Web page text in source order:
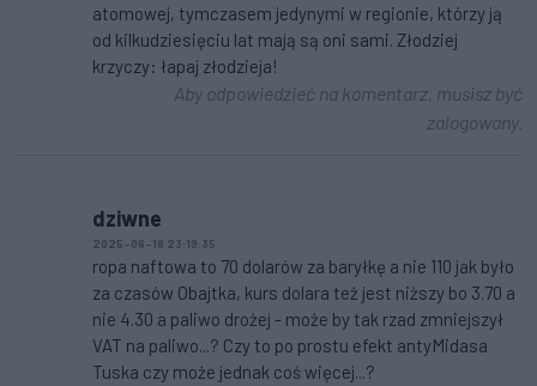
atomowej, tymczasem jedynymi w regionie, którzy ją
od kilkudziesięciu lat mają są oni sami. Złodziej
krzyczy: łapaj złodzieja!
Aby odpowiedzieć na komentarz, musisz być
zalogowany.
dziwne
2025-06-18 23:19:35
ropa naftowa to 70 dolarów za baryłkę a nie 110 jak było
za czasów Obajtka, kurs dolara też jest niższy bo 3.70 a
nie 4.30 a paliwo drożej - może by tak rzad zmniejszył
VAT na paliwo...? Czy to po prostu efekt antyMidasa
Tuska czy może jednak coś więcej...?